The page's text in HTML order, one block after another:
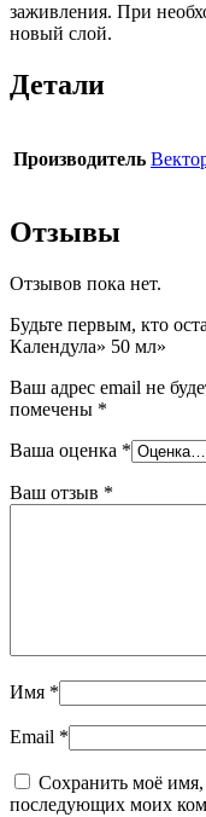
заживления. При
новый слой.
Детали
Производитель
Отзывы
Отзывов пока нет.
Будьте первым, кто
Календула» 50 мл»
Ваш адрес email не
помечены *
Ваша оценка *
Ваш отзыв *
Имя *
Email *
Сохранить моё имя,
последующих моих